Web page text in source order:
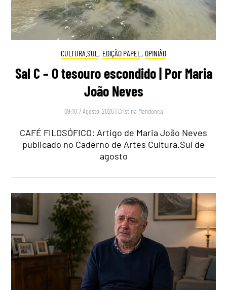
CULTURA.SUL , EDIÇÃO PAPEL , OPINIÃO
Sal C – O tesouro escondido | Por Maria
João Neves
09:10 7 Agosto, 2026 | Cristina Mendonça
CAFÉ FILOSÓFICO: Artigo de Maria João Neves
publicado no Caderno de Artes Cultura.Sul de
agosto